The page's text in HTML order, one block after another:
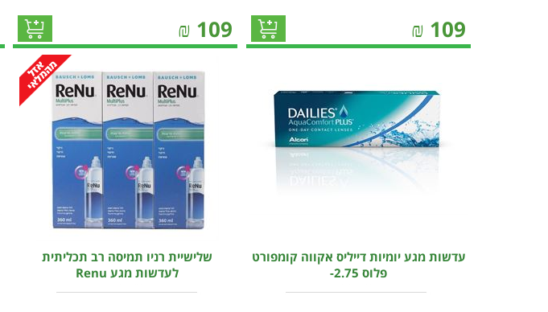
109
₪
109
₪
עדשות מגע יומיות דייליס אקווה קומפורט
פלוס 2.75-
שלישיית רניו תמיסה רב תכליתית
לעדשות מגע Renu